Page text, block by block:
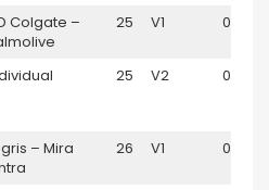
Colgate –
25 V1
25 V2
– Mira
26 V1